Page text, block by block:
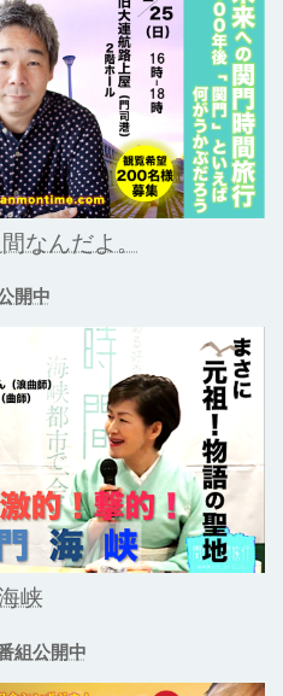
なんだよ。
開中
峡
組公開中